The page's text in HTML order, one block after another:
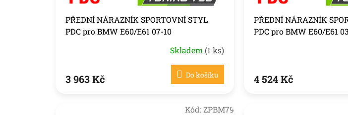
PŘEDNÍ NÁRAZNÍK SPORTOVNÍ STYL
PDC pro BMW E60/E61 07-10
Skladem (1 ks)
3 963 Kč Do košíku
PŘEDNÍ NÁRAZNÍK
PDC pro BMW E60/E61
4 524 Kč
Kód:ZPBM79